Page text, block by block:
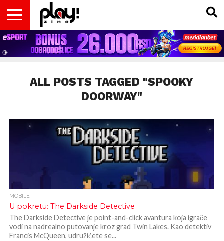
VESTI
MAGAZIN
PLAY!RETRO
PLAY!CAST
PLAY!CON
PLAY!BIZ
INSIDER
OPISI
IGARA
DOMAĆA
SCENA
INTERVJUI
GADGETS
FILM
& TV
KOLUMNE
ALL POSTS TAGGED "SPOOKY
DOORWAY"
MOBILE
U pokretu: The Darkside Detective
The Darkside Detective je point-and-click avantura koja igrače
vodi na nadrealno putovanje kroz grad Twin Lakes. Kao detektiv
Francis McQueen, udružićete se...